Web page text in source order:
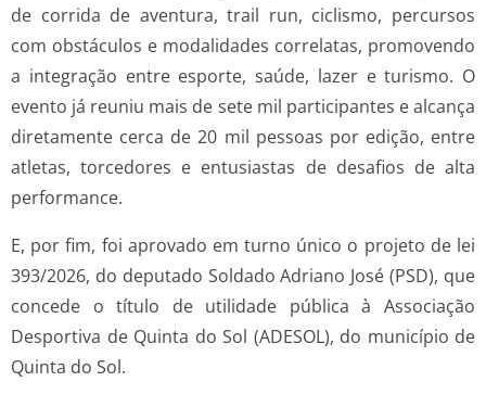
de corrida de aventura, trail run, ciclismo, percursos
com obstáculos e modalidades correlatas, promovendo
a integração entre esporte, saúde, lazer e turismo. O
evento já reuniu mais de sete mil participantes e alcança
diretamente cerca de 20 mil pessoas por edição, entre
atletas, torcedores e entusiastas de desafios de alta
performance.
E, por fim, foi aprovado em turno único o projeto de lei
393/2026, do deputado Soldado Adriano José (PSD), que
concede o título de utilidade pública à Associação
Desportiva de Quinta do Sol (ADESOL), do município de
Quinta do Sol.